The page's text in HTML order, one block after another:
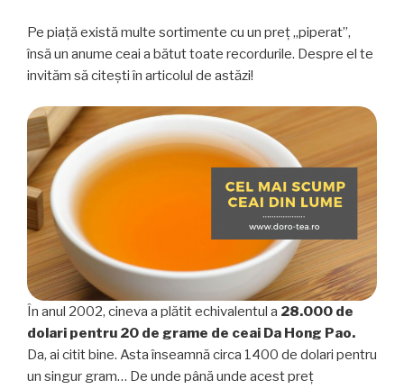
Pe piață există multe sortimente cu un preț „piperat”,
însă un anume ceai a bătut toate recordurile. Despre el te
invităm să citești în articolul de astăzi!
În anul 2002, cineva a plătit echivalentul a 28.000 de
dolari pentru 20 de grame de ceai Da Hong Pao.
Da, ai citit bine. Asta înseamnă circa 1400 de dolari pentru
un singur gram… De unde până unde acest preț